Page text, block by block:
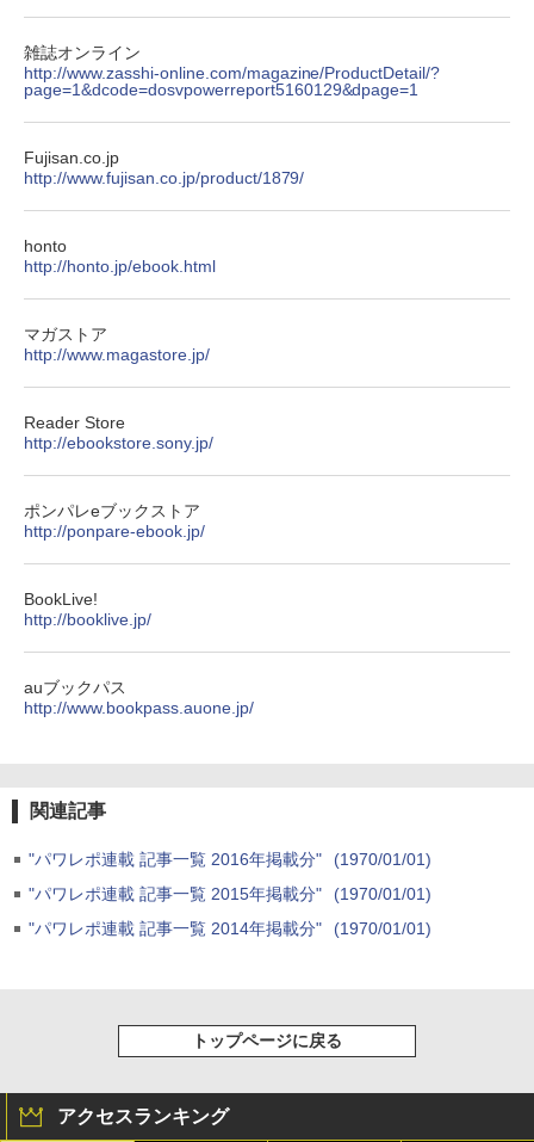
雑誌オンライン
http://www.zasshi-online.com/magazine/ProductDetail/?
page=1&dcode=dosvpowerreport5160129&dpage=1
Fujisan.co.jp
http://www.fujisan.co.jp/product/1879/
honto
http://honto.jp/ebook.html
マガストア
http://www.magastore.jp/
Reader Store
http://ebookstore.sony.jp/
ポンパレeブックストア
http://ponpare-ebook.jp/
BookLive!
http://booklive.jp/
auブックパス
http://www.bookpass.auone.jp/
関連記事
"パワレポ連載 記事一覧 2016年掲載分"
(1970/01/01)
"パワレポ連載 記事一覧 2015年掲載分"
(1970/01/01)
"パワレポ連載 記事一覧 2014年掲載分"
(1970/01/01)
トップページに戻る
アクセスランキング